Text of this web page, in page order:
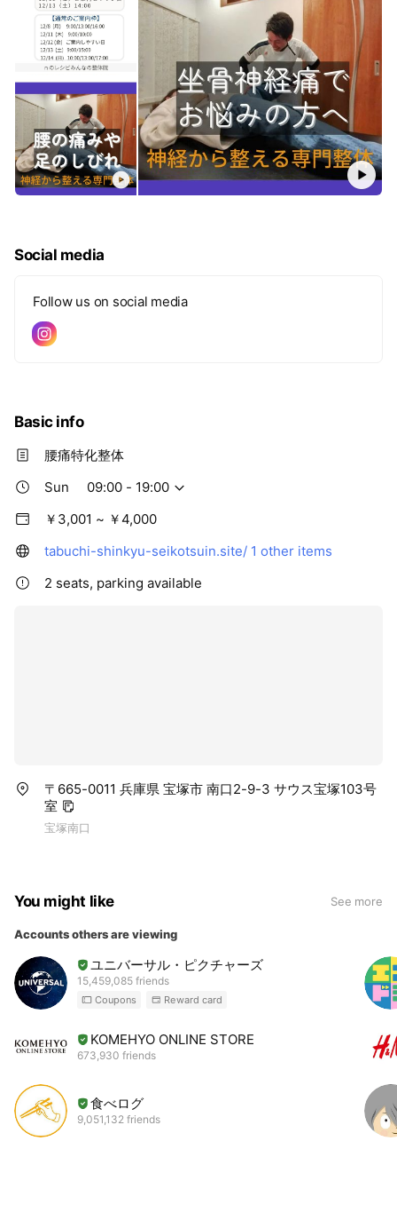
★ダイエットカウンセリングも実施
当院では、腰痛の改善だけでなく、健康的に痩せたい方のため
のダイエットカウンセリングも実施しています。
運動なし・低リバウンドを重視し、無理なく続けられる方法を
ご提案。
整体の視点から身体のバランスを整え、理想の体型を目指すサ
ポートをいたします。
腰痛改善とダイエット、どちらも気になる方はお気軽にご相談
ください！
Social media
Follow us on social media
Basic info
腰痛特化整体
Sun
09:00 - 19:00
￥3,001 ~ ￥4,000
tabuchi-shinkyu-seikotsuin.site/ 1 other items
2 seats, parking available
〒665-0011 兵庫県 宝塚市 南口2-9-3 サウス宝塚103号
室
宝塚南口
You might like See more
Accounts others are viewing
ユニバーサル・ピクチャーズ
15,459,085 friends
Coupons Reward card
KOMEHYO ONLINE STORE
673,930 friends
食べログ
9,051,132 friends